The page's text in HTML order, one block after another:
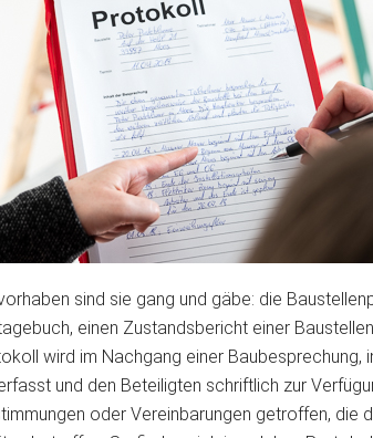
sind sie gang und gäbe: die
einen Zustandsbericht einer
wird im Nachgang einer Baubesprechung,
und den Beteiligten schriftlich zur
oder Vereinbarungen getroffen, die